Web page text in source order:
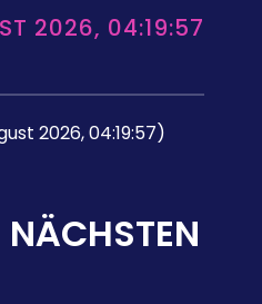
2026, 04:19:57
2026, 04:19:57)